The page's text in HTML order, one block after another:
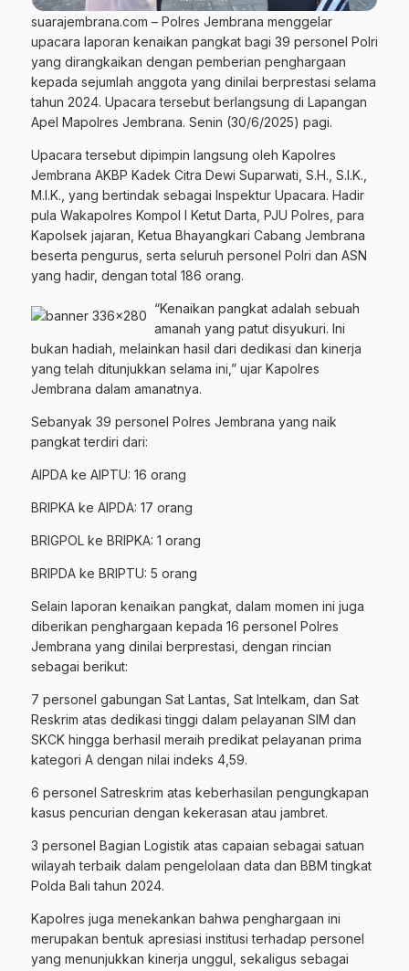
suarajembrana.com – Polres Jembrana menggelar
upacara laporan kenaikan pangkat bagi 39 personel Polri
yang dirangkaikan dengan pemberian penghargaan
kepada sejumlah anggota yang dinilai berprestasi selama
tahun 2024. Upacara tersebut berlangsung di Lapangan
Apel Mapolres Jembrana. Senin (30/6/2025) pagi.
Upacara tersebut dipimpin langsung oleh Kapolres
Jembrana AKBP Kadek Citra Dewi Suparwati, S.H., S.I.K.,
M.I.K., yang bertindak sebagai Inspektur Upacara. Hadir
pula Wakapolres Kompol I Ketut Darta, PJU Polres, para
Kapolsek jajaran, Ketua Bhayangkari Cabang Jembrana
beserta pengurus, serta seluruh personel Polri dan ASN
yang hadir, dengan total 186 orang.
“Kenaikan pangkat adalah sebuah
amanah yang patut disyukuri. Ini
bukan hadiah, melainkan hasil dari dedikasi dan kinerja
yang telah ditunjukkan selama ini,” ujar Kapolres
Jembrana dalam amanatnya.
Sebanyak 39 personel Polres Jembrana yang naik
pangkat terdiri dari:
AIPDA ke AIPTU: 16 orang
BRIPKA ke AIPDA: 17 orang
BRIGPOL ke BRIPKA: 1 orang
BRIPDA ke BRIPTU: 5 orang
Selain laporan kenaikan pangkat, dalam momen ini juga
diberikan penghargaan kepada 16 personel Polres
Jembrana yang dinilai berprestasi, dengan rincian
sebagai berikut:
7 personel gabungan Sat Lantas, Sat Intelkam, dan Sat
Reskrim atas dedikasi tinggi dalam pelayanan SIM dan
SKCK hingga berhasil meraih predikat pelayanan prima
kategori A dengan nilai indeks 4,59.
6 personel Satreskrim atas keberhasilan pengungkapan
kasus pencurian dengan kekerasan atau jambret.
3 personel Bagian Logistik atas capaian sebagai satuan
wilayah terbaik dalam pengelolaan data dan BBM tingkat
Polda Bali tahun 2024.
Kapolres juga menekankan bahwa penghargaan ini
merupakan bentuk apresiasi institusi terhadap personel
yang menunjukkan kinerja unggul, sekaligus sebagai